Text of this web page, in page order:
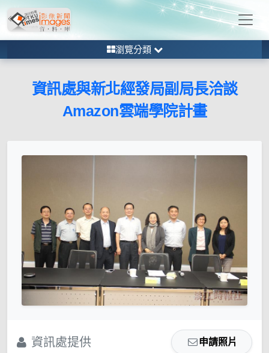
瀏覽分類
資訊處與新北經發局副局長洽談
Amazon雲端學院計畫
資訊處提供 申請照片